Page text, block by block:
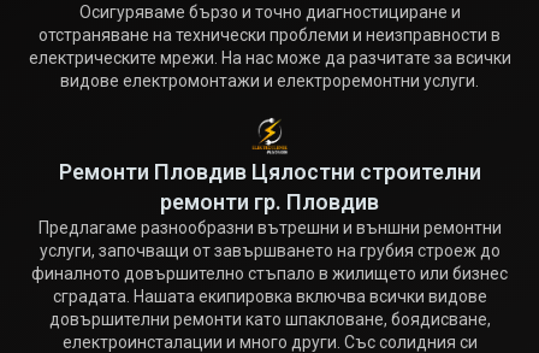
Осигуряваме бързо и точно диагностициране и
отстраняване на технически проблеми и неизправности в
електрическите мрежи. На нас може да разчитате за всички
видове електромонтажи и електроремонтни услуги.
Ремонти Пловдив Цялостни строителни
ремонти гр. Пловдив
Предлагаме разнообразни вътрешни и външни ремонтни
услуги, започващи от завършването на грубия строеж до
финалното довършително стъпало в жилището или бизнес
сградата. Нашата екипировка включва всички видове
довършителни ремонти като шпакловане, боядисване,
електроинсталации и много други. Със солидния си